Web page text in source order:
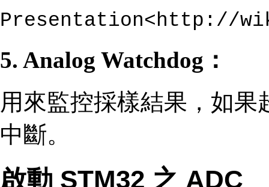
Presentation<http://
5. Analog Watchdog：
用來監控採樣結果，如
中斷。
啟動 STM32 之 ADC